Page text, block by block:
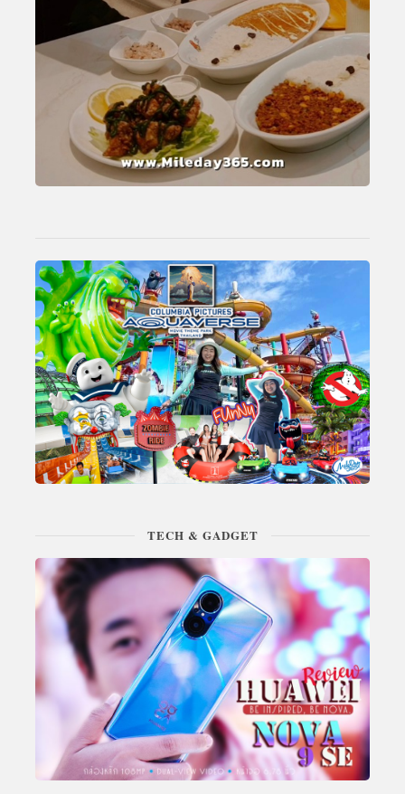
TECH & GADGET